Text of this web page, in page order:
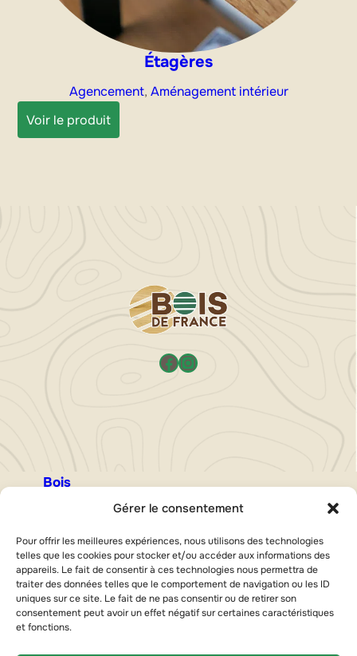
Gérer le consentement
Pour offrir les meilleures expériences, nous utilisons des technologies
telles que les cookies pour stocker et/ou accéder aux informations des
appareils. Le fait de consentir à ces technologies nous permettra de
traiter des données telles que le comportement de navigation ou les ID
uniques sur ce site. Le fait de ne pas consentir ou de retirer son
consentement peut avoir un effet négatif sur certaines caractéristiques
et fonctions.
Étagères
Agencement, Aménagement intérieur
Voir le produit:
Étagères
Facebook Instagram
Bois
Bois de menuiseries
Bois locaux
Bois de charpente
Aménagement
Aménagement intérieur
Aménagement extérieur